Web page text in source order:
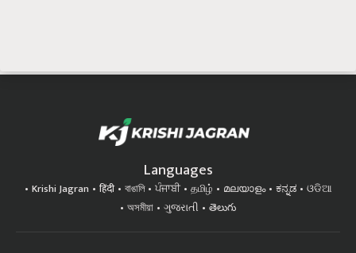
Languages
Krishi Jagran हिंदी বাঙালি ਪੰਜਾਬੀ தமிழ் മലയാളം ಕನ್ನಡ
ଓଡିଆ
অসমীয়া
ગુજરાતી తెలుగు